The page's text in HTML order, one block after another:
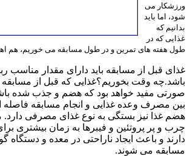
ورزشکار می
شود، اما باید
بدانیم که
غذایی که در
طول هفته های تمرین و در طول مسابقه می خوریم، هم
غذای قبل از مسابقه باید دارای مقدار مناسب
باشد.چه وقت بخوریم؟غذایی که قبل از
صورتی مفید خواهد بود که هضم و جذب شده
بین مصرف وعده غذایی و انجام مسابقه فاصله
هضم غذا نیز بستگی به نوع غذای مصرفی دارد.
چرب و پر پروتئین و فیبرها به زمان بیشتری
دارند و باعث ایجاد ناراحتی در معده و
مسابقه می شوند.